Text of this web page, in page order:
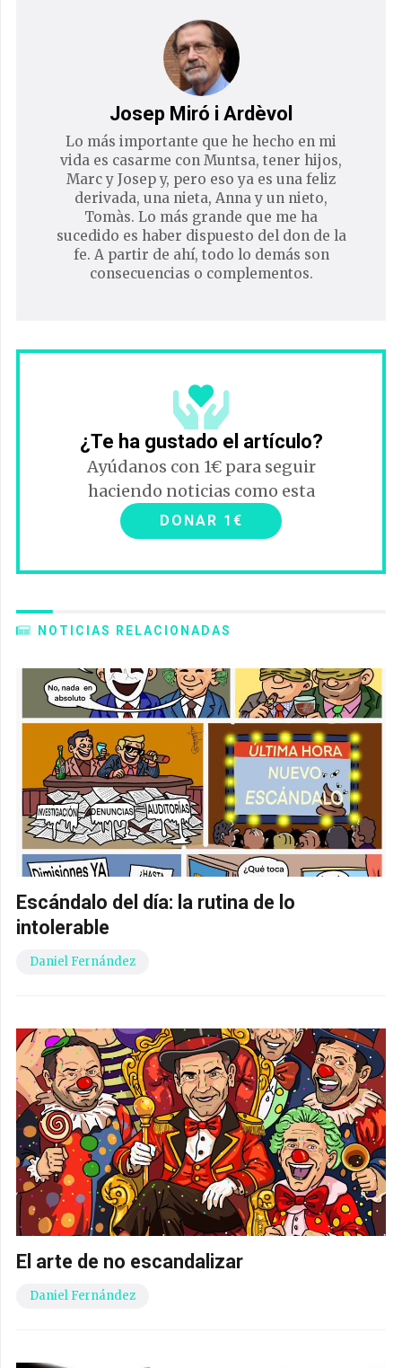
Josep Miró i Ardèvol
Lo más importante que he hecho en mi
vida es casarme con Muntsa, tener hijos,
Marc y Josep y, pero eso ya es una feliz
derivada, una nieta, Anna y un nieto,
Tomàs. Lo más grande que me ha
sucedido es haber dispuesto del don de la
fe. A partir de ahí, todo lo demás son
consecuencias o complementos.
¿Te ha gustado el artículo?
Ayúdanos con 1€ para seguir
haciendo noticias como esta
DONAR 1€
NOTICIAS RELACIONADAS
Escándalo del día: la rutina de lo
intolerable
Daniel Fernández
El arte de no escandalizar
Daniel Fernández